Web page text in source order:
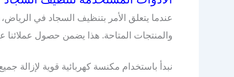
عندما يتعلق الأمر بتنظيف السجاد في
والمنتجات المتاحة. هذا يضمن حصول
نبدأ باستخدام مكنسة كهربائية قوية لإزالة